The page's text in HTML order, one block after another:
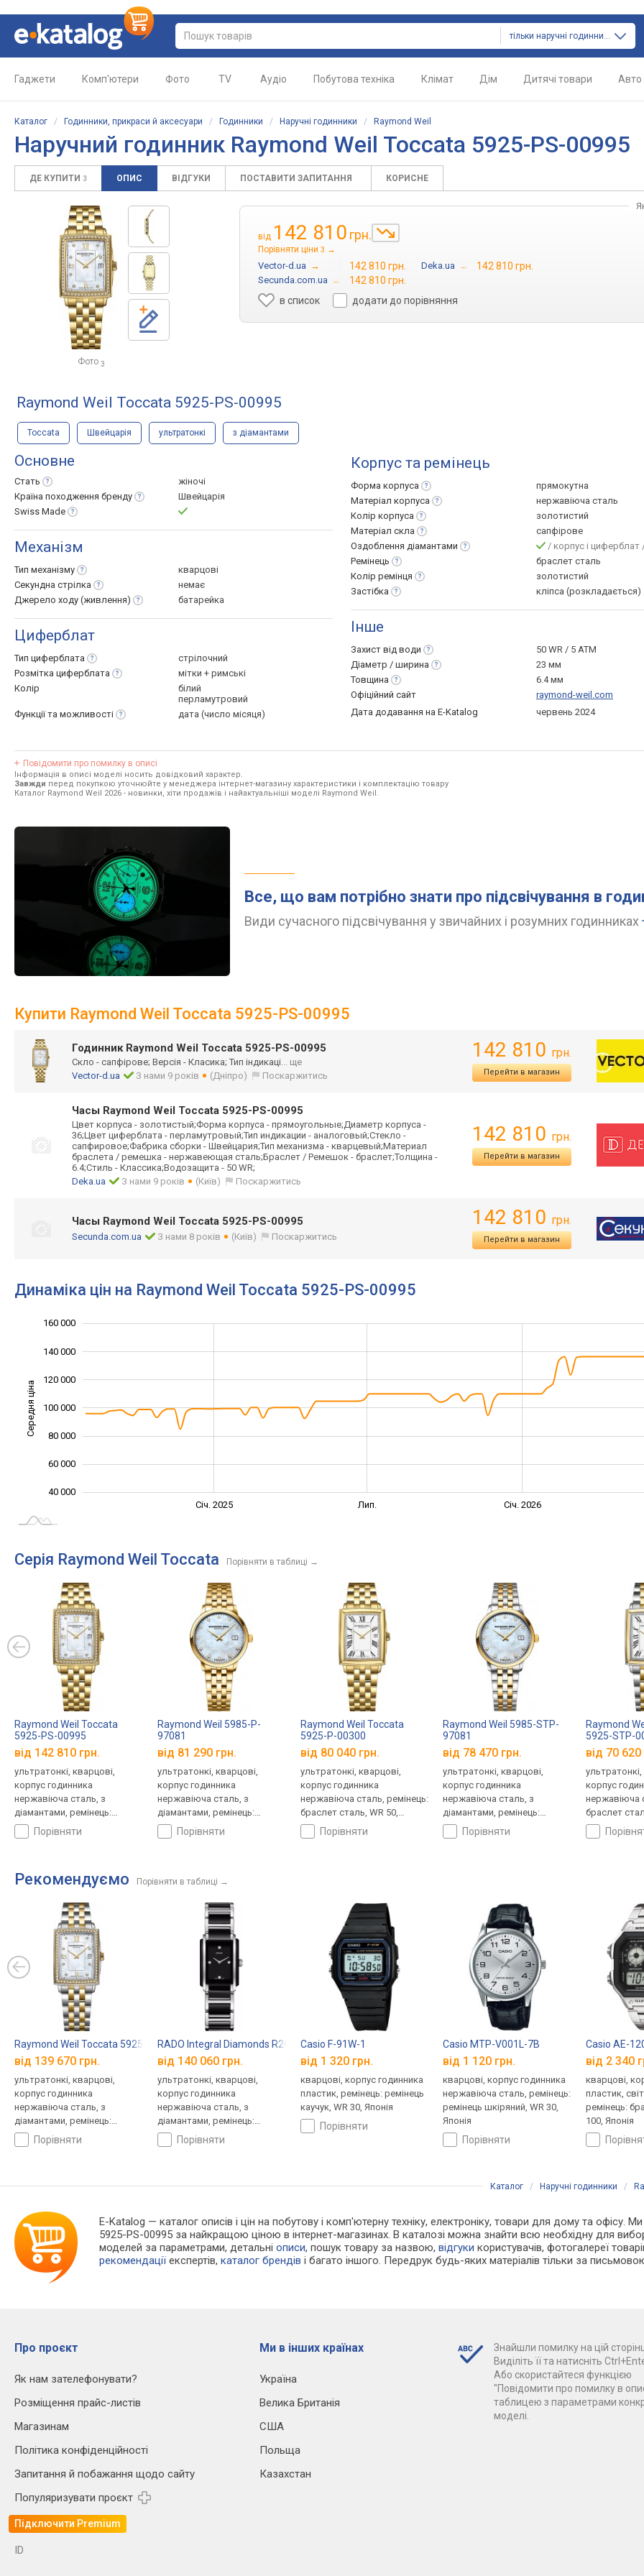
тільки наручні годинники
Гаджети Комп'ютери Фото TV Аудіо Побутова техніка Клімат Дім Дитячі товари Авто
Каталог / Годинники, прикраси й аксесуари / Годинники / Наручні годинники / Raymond Weil
Наручний годинник Raymond Weil Toccata 5925-PS-00995
ДЕ КУПИТИ 3 ОПИС ВІДГУКИ ПОСТАВИТИ ЗАПИТАННЯ КОРИСНЕ
Фото 3
від 142 810 грн.
Порівняти ціни 3 →
Vector-d.ua → 142 810 грн. Deka.ua → 142 810 грн.
Secunda.com.ua →
142 810 грн.
в список
додати до порівняння
Raymond Weil Toccata 5925-PS-00995
Toccata Швейцарія ультратонкі з діамантами
Основне
Стать
жіночі
Країна походження бренду
Швейцарія
Swiss Made
Механізм
Тип механізму
кварцові
Секундна стрілка
немає
Джерело ходу (живлення) батарейка
Циферблат
Тип циферблата
стрілочний
Розмітка циферблата
мітки + римські
Колір
білий
перламутровий
Функції та можливості дата (число місяця)
Корпус та ремінець
Форма корпуса
прямокутна
Матеріал корпуса
нержавіюча сталь
Колір корпуса
золотистий
Матеріал скла
сапфірове
Оздоблення діамантами
/ корпус і циферблат
Ремінець
браслет сталь
Колір ремінця
золотистий
Застібка
кліпса (розкладається)
Інше
Захист від води
50 WR / 5 ATM
Діаметр / ширина
23 мм
Товщина
6.4 мм
Офіційний сайт
raymond-weil.com
Дата додавання на E-Katalog
червень 2024
Повідомити про помилку в описі
Інформація в описі моделі носить довідковий характер.
Завжди перед покупкою уточнюйте у менеджера інтернет-магазину характеристики і комплектацію товару
Каталог Raymond Weil 2026 - новинки, хіти продажів і найактуальніші моделі Raymond Weil.
Все, що вам потрібно знати про підсвічування в
Види сучасного підсвічування у звичайних і розумних годинниках
Купити Raymond Weil Toccata 5925-PS-00995
Годинник Raymond Weil Toccata 5925-PS-00995
Скло - сапфірове; Версія - Класика; Тип індикаці... ще
Vector-d.ua
З нами 9 років (Дніпро) Поскаржитись
142 810 грн.
Перейти в магазин
Часы Raymond Weil Toccata 5925-PS-00995
Цвет корпуса - золотистый;Форма корпуса - прямоугольные;Диаметр корпуса -
36;Цвет циферблата - перламутровый;Тип индикации - аналоговый;Стекло -
сапфировое;Фабрика сборки - Швейцария;Тип механизма - кварцевый;Материал
браслета / ремешка - нержавеющая сталь;Браслет / Ремешок - браслет;Толщина -
6.4;Стиль - Классика;Водозащита - 50 WR;
Deka.ua
З нами 9 років (Київ) Поскаржитись
142 810 грн.
Перейти в магазин
Часы Raymond Weil Toccata 5925-PS-00995
Secunda.com.ua З нами 8 років (Київ) Поскаржитись
142 810 грн.
Перейти в магазин
Динаміка цін на Raymond Weil Toccata 5925-PS-00995
Середня ціна 100 000
40 000
60 000
80 000
100 000
120 000
140 000
160 000
Січ. 2025 Лип. Січ. 2026
Серія Raymond Weil Toccata Порівняти в таблиці →
Raymond Weil Toccata
5925-PS-00995
від 142 810 грн.
ультратонкі, кварцові,
корпус годинника
нержавіюча сталь, з
діамантами, ремінець:
браслет сталь, WR 50,
Швейцарія
порівняти
Raymond Weil 5985-P-
97081
від 81 290 грн.
ультратонкі, кварцові,
корпус годинника
нержавіюча сталь, з
діамантами, ремінець:
браслет сталь, WR 50,
Швейцарія
порівняти
Raymond Weil Toccata
5925-P-00300
від 80 040 грн.
ультратонкі, кварцові,
корпус годинника
нержавіюча сталь, ремінець:
браслет сталь, WR 50,
Швейцаріяпорівняти
Raymond Weil 5985-STP-
97081
від 78 470 грн.
ультратонкі, кварцові,
корпус годинника
нержавіюча сталь, з
діамантами, ремінець:
браслет сталь, WR 50,
Швейцарія
порівняти
Raymond
5925-STP-
від 70 620
корпус
нержавіюча
браслет
Швейцарія
Рекомендуємо Порівняти в таблиці →
Raymond Weil Toccata 5925-SPS-00995
від 139 670 грн.
ультратонкі, кварцові,
корпус годинника
нержавіюча сталь, з
діамантами, ремінець:
браслет сталь, WR 50,
Швейцарія
порівняти
RADO Integral Diamonds R20613712
від 140 060 грн.
ультратонкі, кварцові,
корпус годинника
нержавіюча сталь, з
діамантами, ремінець:
браслет сталь, WR 50,
Швейцарія
порівняти
Casio F-91W-1
від 1 320 грн.
кварцові, корпус годинника
пластик, ремінець: ремінець
каучук, WR 30, Японія
порівняти
Casio MTP-V001L-7B
від 1 120 грн.
кварцові, корпус годинника
нержавіюча сталь, ремінець:
ремінець шкіряний, WR 30,
Японія
порівняти
Casio AE-
від 2 340
кварцові,
пластик,
ремінець:
100, Японія
Каталог / Наручні годинники /
E-Katalog — каталог описів і цін на побутову і комп'ютерну техніку, електроніку, товари для дому та офісу.
5925-PS-00995 за найкращою ціною в інтернет-магазинах. В каталозі можна знайти всю необхідну для
моделей за параметрами, детальніописи, пошук товару за назвою,відгуки користувачів, фотогалереї
рекомендації експертів,каталог брендів і багато іншого. Передрук будь-яких матеріалів тільки за
Про проєкт
Як нам зателефонувати?
Розміщення прайс-листів
Магазинам
Політика конфіденційності
Запитання й побажання щодо сайту
Популяризувати проєкт
Підключити Premium
Ми в інших країнах
Україна
Велика Британія
США
Польща
Казахстан
Знайшли помилку на цій
Виділіть її та натисніть
Або скористайтеся функцією
"Повідомити про помилку в
таблицею з параметрами
моделі.
ID